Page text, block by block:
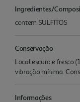
Ingredientes/
contem SULFITOS
Conservação
Local escuro e fresco
vibração mínima.
Informações